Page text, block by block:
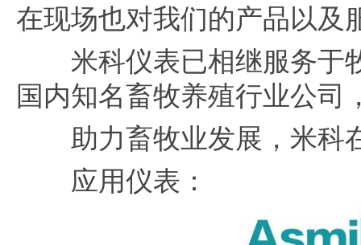
在现场也对我们的产品以及
米科仪表已相继服务于牧
国内知名畜牧养殖行业公司
助力畜牧业发展，米科
应用仪表：